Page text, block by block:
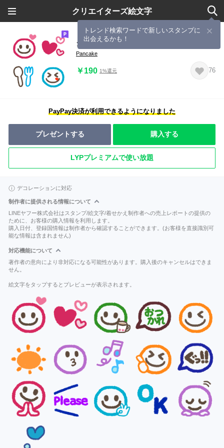
クリエイターズ絵文字
トレンド検索ワードで新しいスタンプに
出会えるかも！
クレヨン ニコちゃん 絵文字
Pancake
￥190 1%還元 76
PayPay決済が利用できるようになりました
プレゼントする 購入する
LYPプレミアムで使い放題
デコレーションに対応
制作者に提供される情報について
LINEヤフー株式会社はスタンプ/絵文字/着せかえ制作者への売上レポートの提供の
ために、お客様の購入情報を利用します。
購入日付、登録国情報は制作者から確認することができます。(お客様を直接識別可
能な情報は含まれません)
対応機能について
著作者の意向により非対応になる可能性があります。購入後のキャンセルはできま
せん。
絵文字をタップするとプレビューが表示されます。